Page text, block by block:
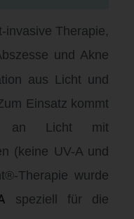
Therapie,
und Akne
aus Licht und
Einsatz kommt
an Licht mit
(keine UV-A und
Therapie wurde
speziell für die